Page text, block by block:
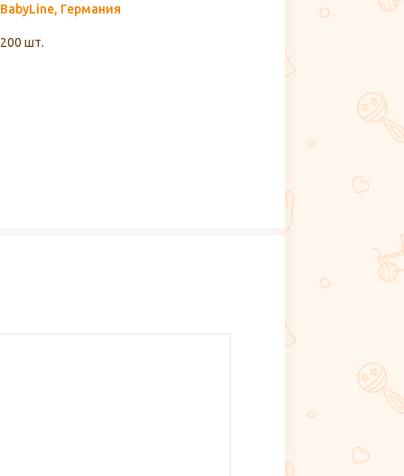
BabyLine, Германия
200 шт.